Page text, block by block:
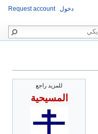
للمزيد راجع
المسيحية
Request account دخول